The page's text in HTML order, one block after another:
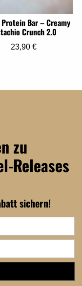
Bar – Creamy
Crunch 2.0
23,90 €
zu
Releases
sichern!